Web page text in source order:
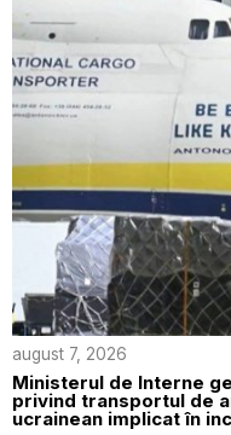
august 7, 2026
Ministerul de Interne
privind transportul de
ucrainean implicat în